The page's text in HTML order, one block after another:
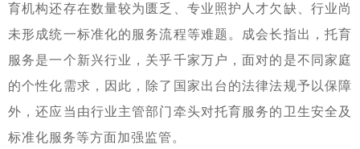
育机构还存在数量较为匮乏、专业照护人才欠缺、行业尚
未形成统一标准化的服务流程等难题。成会长指出，托育
服务是一个新兴行业，关乎千家万户，面对的是不同家庭
的个性化需求，因此，除了国家出台的法律法规予以保障
外，还应当由行业主管部门牵头对托育服务的卫生安全及
标准化服务等方面加强监管。